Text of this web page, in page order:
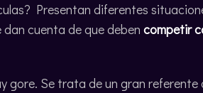
Presentan diferentes
cuenta de que deben competir
gore. Se trata de un gran referente